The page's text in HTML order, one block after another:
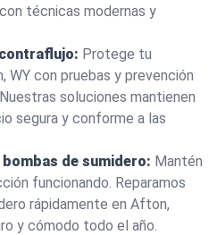
técnicas modernas y
Protege tu
WY con pruebas y prevención
soluciones mantienen
segura y conforme a las
de sumidero: Mantén
funcionando. Reparamos
rápidamente en Afton,
y cómodo todo el año.